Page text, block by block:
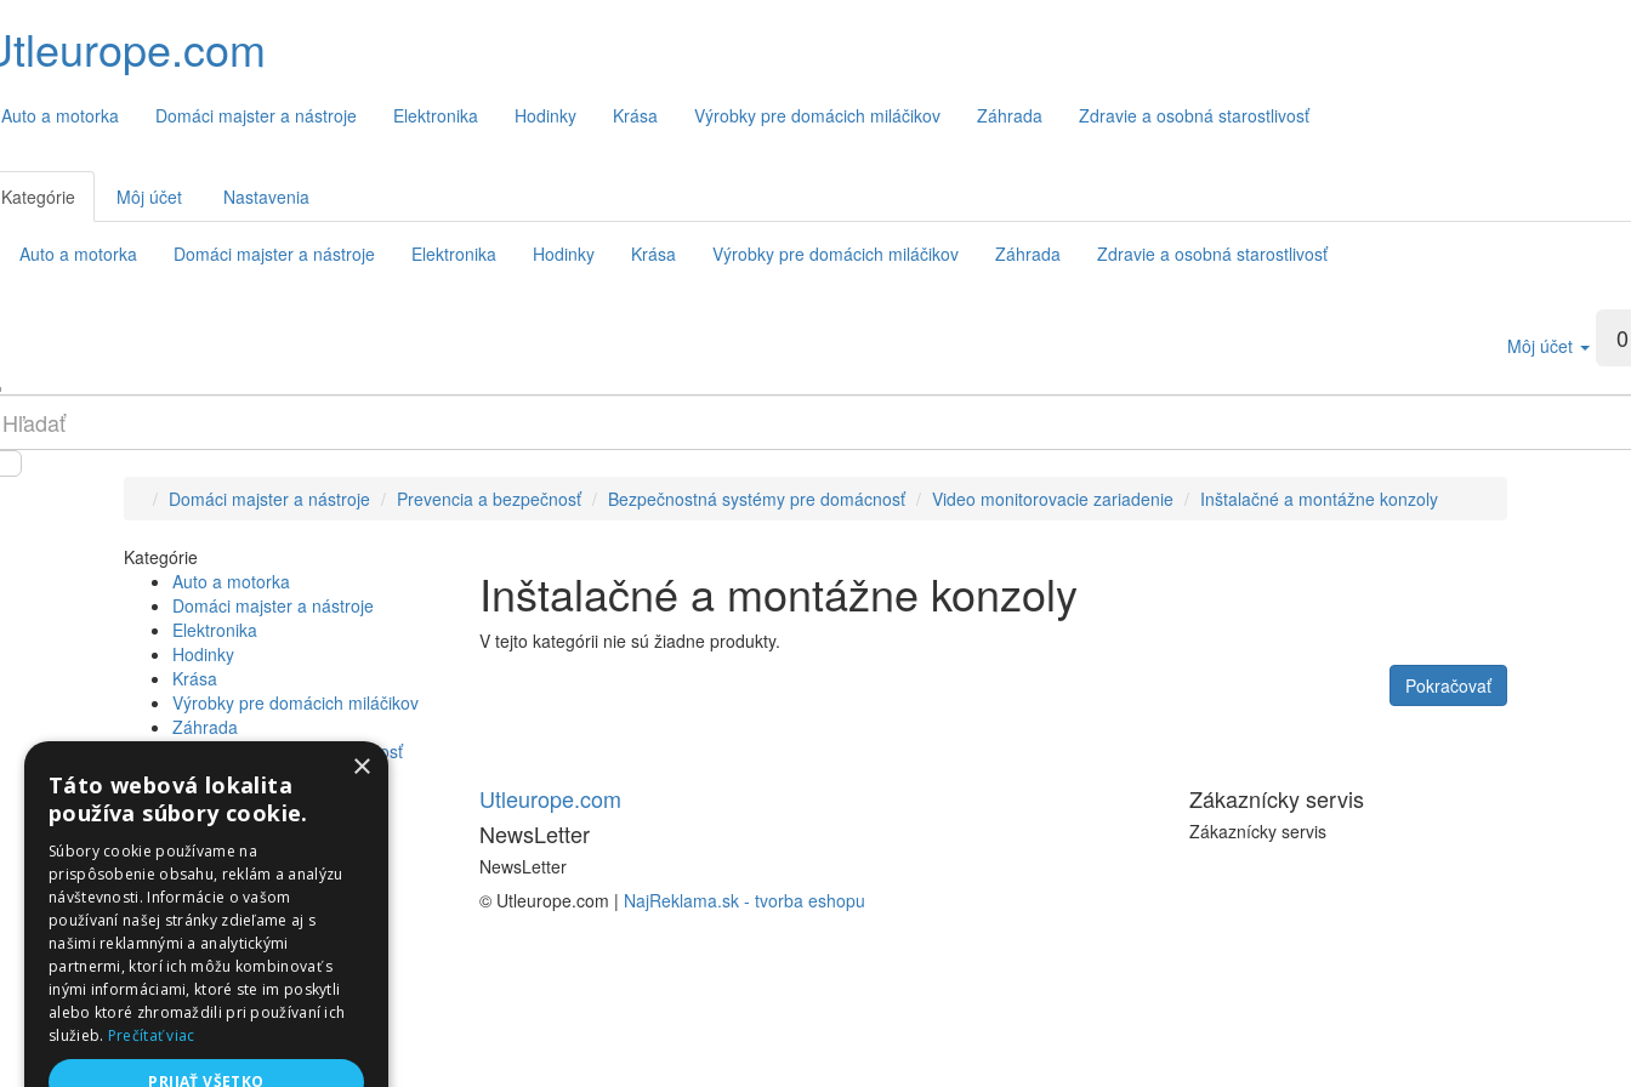
Auto a motorka Domáci majster a nástroje Elektronika Hodinky Krása Výrobky pre domácich miláčikov Záhrada Zdravie a osobná starostlivosť
Kategórie Môj účet Nastavenia
Auto a motorka Domáci majster a nástroje Elektronika Hodinky Krása Výrobky pre domácich miláčikov Záhrada Zdravie a osobná starostlivosť
0
Môj účet
Domáci majster a nástroje Prevencia a bezpečnosť Bezpečnostná systémy pre domácnosť Video monitorovacie zariadenie Inštalačné a montážne konzoly
Kategórie
Auto a motorka
Domáci majster a nástroje
Elektronika
Hodinky
Krása
Výrobky pre domácich miláčikov
Záhrada
Zdravie a osobná starostlivosť
Inštalačné a montážne konzoly
V tejto kategórii nie sú žiadne produkty.
Pokračovať
Informácie
Utleurope.com
NewsLetter
NewsLetter
Zákaznícky servis
Zákaznícky servis
© Utleurope.com | NajReklama.sk - tvorba eshopu
×
Táto webová lokalita
používa súbory cookie.
Súbory cookie používame na
prispôsobenie obsahu, reklám a analýzu
návštevnosti. Informácie o vašom
používaní našej stránky zdieľame aj s
našimi reklamnými a analytickými
partnermi, ktorí ich môžu kombinovať s
inými informáciami, ktoré ste im poskytli
alebo ktoré zhromaždili pri používaní ich
služieb. Prečítať viac
PRIJAŤ VŠETKO